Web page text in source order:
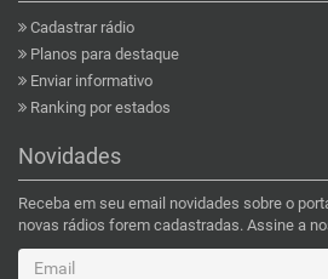
Cadastrar rádio
Planos para destaque
Enviar informativo
Ranking por estados
Novidades
Receba em seu email novidades sobre o
novas rádios forem cadastradas. Assine a